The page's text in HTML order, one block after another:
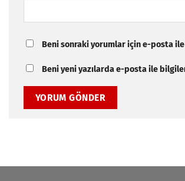
Beni sonraki yorumlar için e-posta
Beni yeni yazılarda e-posta ile